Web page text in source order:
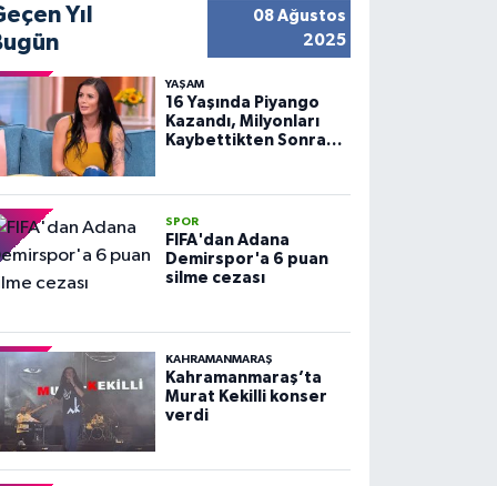
Yıl
08 Ağustos
2025
YAŞAM
16 Yaşında Piyango
Kazandı, Milyonları
Kaybettikten Sonra
SPOR
FIFA'dan Adana
Demirspor'a 6 puan
silme cezası
KAHRAMANMARAŞ
Kahramanmaraş’ta
Murat Kekilli konser
verdi